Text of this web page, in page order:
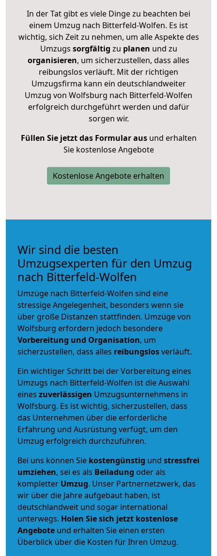
In der Tat gibt es viele Dinge zu beachten bei
einem Umzug nach Bitterfeld-Wolfen. Es ist
wichtig, sich Zeit zu nehmen, um alle Aspekte des
Umzugs sorgfältig zu planen und zu
organisieren, um sicherzustellen, dass alles
reibungslos verläuft. Mit der richtigen
Umzugsfirma kann ein deutschlandweiter
Umzug von Wolfsburg nach Bitterfeld-Wolfen
erfolgreich durchgeführt werden und dafür
sorgen wir.
Füllen Sie jetzt das Formular ausund erhalten
Sie kostenlose Angebote
Kostenlose Angebote erhalten
Wir sind die besten
Umzugsexperten für den Umzug
nach Bitterfeld-Wolfen
Umzüge nach Bitterfeld-Wolfen sind eine
stressige Angelegenheit, besonders wenn sie
über große Distanzen stattfinden. Umzüge von
Wolfsburg erfordern jedoch besondere
Vorbereitung und Organisation, um
sicherzustellen, dass alles reibungslosverläuft.
Ein wichtiger Schritt bei der Vorbereitung eines
Umzugs nach Bitterfeld-Wolfen ist die Auswahl
eines zuverlässigen Umzugsunternehmens in
Wolfsburg. Es ist wichtig, sicherzustellen, dass
das Unternehmen über die erforderliche
Erfahrung und Ausrüstung verfügt, um den
Umzug erfolgreich durchzuführen.
Bei uns können Sie kostengünstig und stressfrei
umziehen, sei es als Beiladung oder als
kompletter Umzug. Unser Partnernetzwerk, das
wir über die Jahre aufgebaut haben, ist
deutschlandweit und sogar international
unterwegs. Holen Sie sich jetzt kostenlose
Angebote und erhalten Sie einen ersten
Überblick über die Kosten für Ihren Umzug.